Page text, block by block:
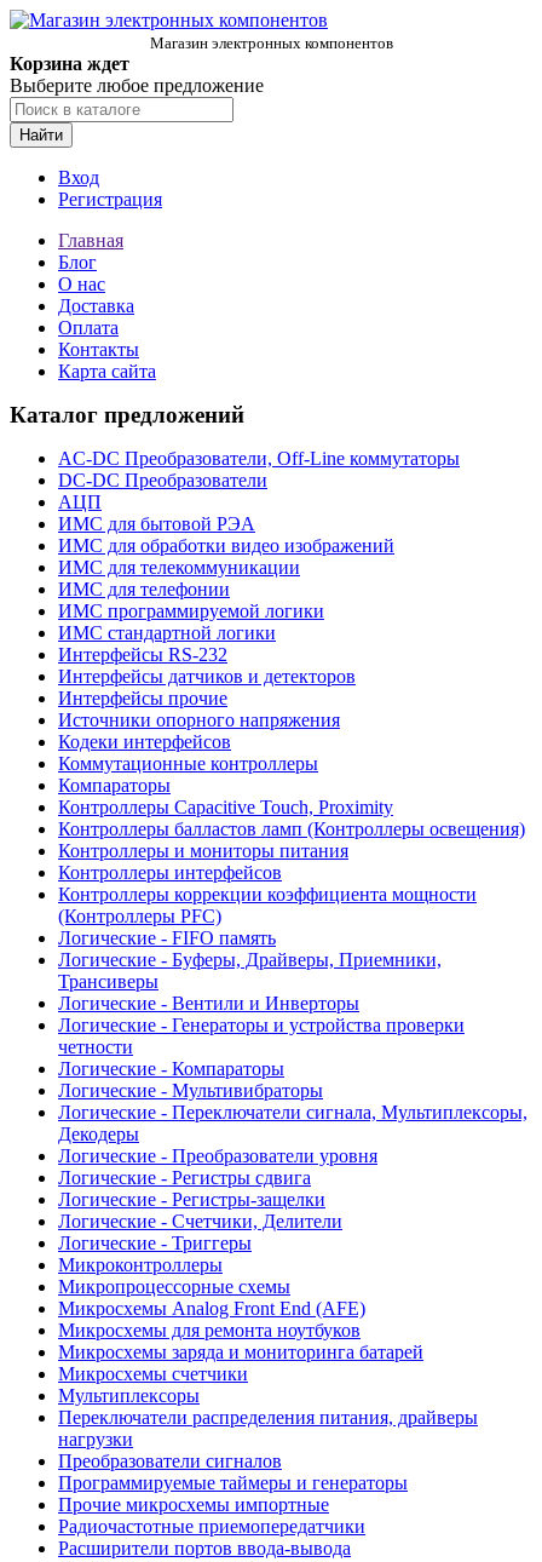
Магазин электронных компонентов
Корзина ждет
Выберите любое предложение
Найти
Вход
Регистрация
Главная
Блог
О нас
Доставка
Оплата
Контакты
Карта сайта
Каталог предложений
AC-DC Преобразователи, Off-Line коммутаторы
DC-DC Преобразователи
АЦП
ИМС для бытовой РЭА
ИМС для обработки видео изображений
ИМС для телекоммуникации
ИМС для телефонии
ИМС программируемой логики
ИМС стандартной логики
Интерфейсы RS-232
Интерфейсы датчиков и детекторов
Интерфейсы прочие
Источники опорного напряжения
Кодеки интерфейсов
Коммутационные контроллеры
Компараторы
Контроллеры Capacitive Touch, Proximity
Контроллеры балластов ламп (Контроллеры освещения)
Контроллеры и мониторы питания
Контроллеры интерфейсов
Контроллеры коррекции коэффициента мощности
(Контроллеры PFC)
Логические - FIFO память
Логические - Буферы, Драйверы, Приемники,
Трансиверы
Логические - Вентили и Инверторы
Логические - Генераторы и устройства проверки
четности
Логические - Компараторы
Логические - Мультивибраторы
Логические - Переключатели сигнала, Мультиплексоры,
Декодеры
Логические - Преобразователи уровня
Логические - Регистры сдвига
Логические - Регистры-защелки
Логические - Счетчики, Делители
Логические - Триггеры
Микроконтроллеры
Микропроцессорные схемы
Микросхемы Analog Front End (AFE)
Микросхемы для ремонта ноутбуков
Микросхемы заряда и мониторинга батарей
Микросхемы счетчики
Мультиплексоры
Переключатели распределения питания, драйверы
нагрузки
Преобразователи сигналов
Программируемые таймеры и генераторы
Прочие микросхемы импортные
Радиочастотные приемопередатчики
Расширители портов ввода-вывода